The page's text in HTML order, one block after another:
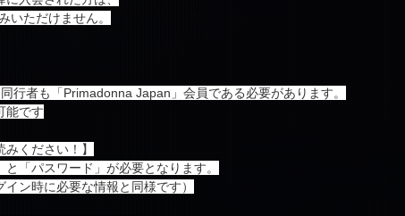
ただけません。
者も「Primadonna Japan」会員である必要があります。
能です
みください！】
と「パスワード」が必要となります。
イン時に必要な情報と同様です）